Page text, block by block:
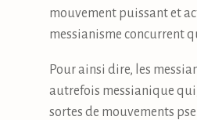
mouvement puissant et
messianisme concurrent
Pour ainsi dire, les
autrefois messianique
sortes de mouvements